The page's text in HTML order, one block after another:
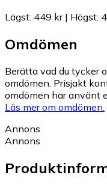
Lägst: 449 kr| Högst:
Omdömen
Berätta vad du tycker
omdömen. Prisjakt
omdömen har använt
Läs mer om omdömen.
Annons
Annons